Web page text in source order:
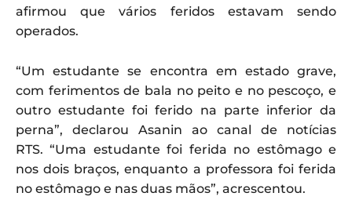
afirmou que vários feridos estavam sendo
operados.
“Um estudante se encontra em estado grave,
com ferimentos de bala no peito e no pescoço, e
outro estudante foi ferido na parte inferior da
perna”, declarou Asanin ao canal de notícias
RTS. “Uma estudante foi ferida no estômago e
nos dois braços, enquanto a professora foi ferida
no estômago e nas duas mãos”, acrescentou.